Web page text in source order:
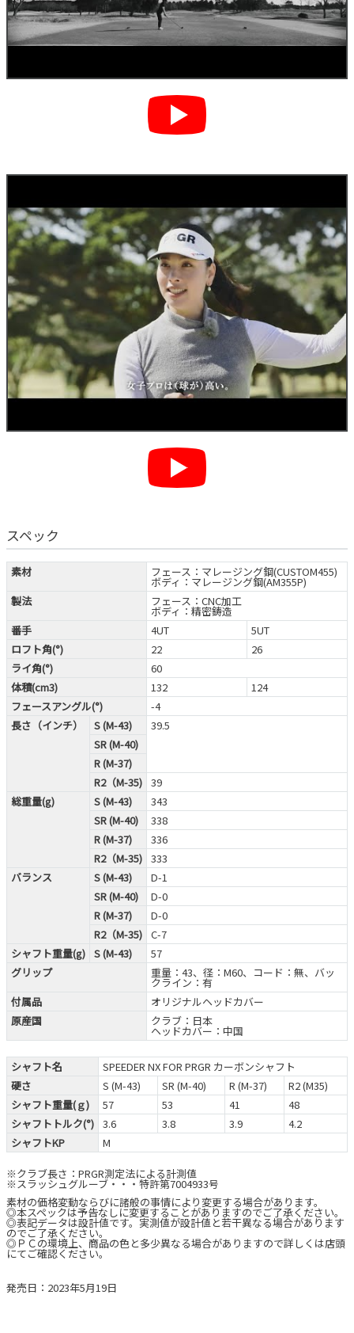
スペック
素材 フェース：マレージング鋼(CUSTOM455)
ボディ：マレージング鋼(AM355P)
製法
フェース：CNC加工
ボディ：精密鋳造
番手
4UT
5UT
ロフト角(°)
22
26
ライ角(°)
60
体積(cm3)
132
124
フェースアングル(°)
-4
長さ（インチ）
S (M-43)
39.5
SR (M-40)
R (M-37)
R2（M-35) 39
総重量(g)
S (M-43)
343
SR (M-40)
338
R (M-37)
336
R2（M-35) 333
バランス
S (M-43)
D-1
SR (M-40)
D-0
R (M-37)
D-0
R2（M-35) C-7
シャフト重量(g) S (M-43)
57
グリップ
重量：43、径：M60、コード：無、バッ
クライン：有
付属品
オリジナルヘッドカバー
原産国
クラブ：日本
ヘッドカバー：中国
シャフト名
SPEEDER NX FOR PRGR カーボンシャフト
硬さ
S (M-43) SR (M-40) R (M-37)
R2 (M35)
シャフト重量(ｇ)
57 53 41
48
シャフトトルク(°) 3.6 3.8 3.9
4.2
シャフトKP
M
※クラブ長さ：PRGR測定法による計測値
※スラッシュグルーブ・・・特許第7004933号
素材の価格変動ならびに諸般の事情により変更する場合があります。
◎本スペックは予告なしに変更することがありますのでご了承ください。
◎表記データは設計値です。実測値が設計値と若干異なる場合があります
のでご了承ください。
◎ＰＣの環境上、商品の色と多少異なる場合がありますので詳しくは店頭
にてご確認ください。
発売日：2023年5月19日